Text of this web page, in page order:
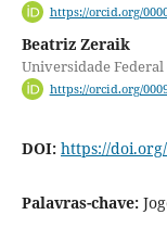
https://orcid.org/
Beatriz Zeraik
Universidade Federal
https://orcid.org/
DOI: https://doi.org/
Palavras-chave: